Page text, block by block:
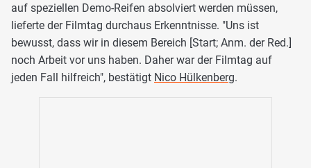
auf speziellen Demo-Reifen absolviert werden müssen,
lieferte der Filmtag durchaus Erkenntnisse. "Uns ist
bewusst, dass wir in diesem Bereich [Start; Anm. der Red.]
noch Arbeit vor uns haben. Daher war der Filmtag auf
jeden Fall hilfreich", bestätigt Nico Hülkenberg.